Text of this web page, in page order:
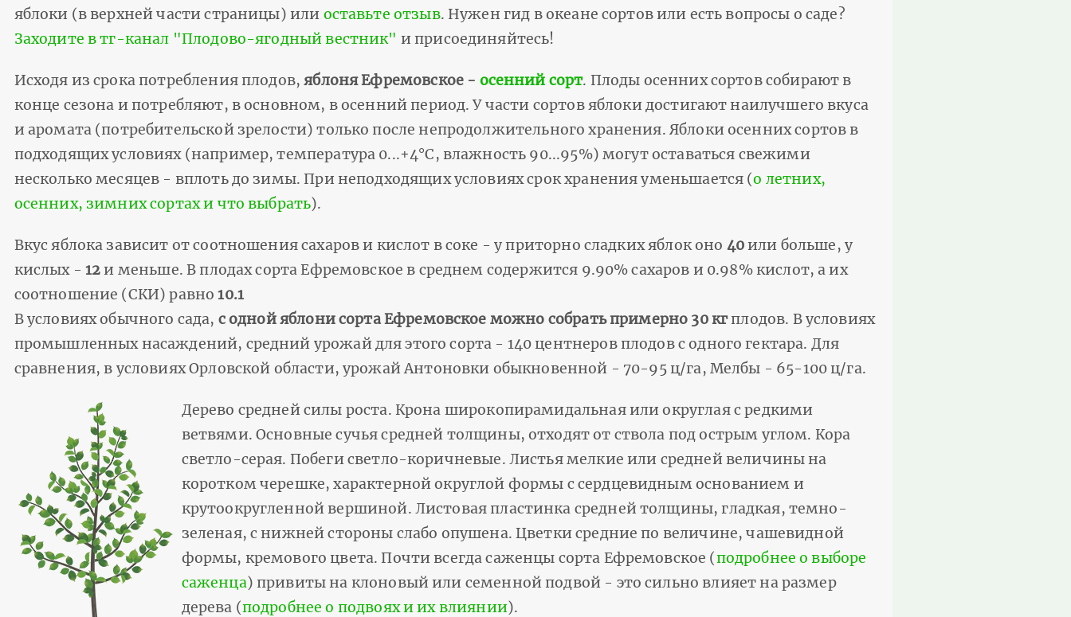
яблоки (в верхней части страницы) или оставьте отзыв. Нужен гид в океане сортов или есть вопросы о саде?
Заходите в тг-канал "Плодово-ягодный вестник" и присоединяйтесь!
Исходя из срока потребления плодов,яблоня Ефремовское - осенний сорт. Плоды осенних сортов собирают в
конце сезона и потребляют, в основном, в осенний период. У части сортов яблоки достигают наилучшего вкуса
и аромата (потребительской зрелости) только после непродолжительного хранения. Яблоки осенних сортов в
подходящих условиях (например, температура 0...+4°С, влажность 90...95%) могут оставаться свежими
несколько месяцев - вплоть до зимы. При неподходящих условиях срок хранения уменьшается (о летних,
осенних, зимних сортах и что выбрать).
Вкус яблока зависит от соотношения сахаров и кислот в соке - у приторно сладких яблок оно 40или больше, у
кислых -12и меньше. В плодах сорта Ефремовское в среднем содержится 9.90% сахаров и 0.98% кислот, а их
соотношение (СКИ) равно10.1
В условиях обычного сада, с одной яблони сорта Ефремовское можно собрать примерно 30 кгплодов. В условиях
промышленных насаждений, средний урожай для этого сорта - 140 центнеров плодов с одного гектара. Для
сравнения, в условиях Орловской области, урожай Антоновки обыкновенной - 70-95 ц/га, Мелбы - 65-100 ц/га.
Дерево средней силы роста. Крона широкопирамидальная или округлая с редкими
ветвями. Основные сучья средней толщины, отходят от ствола под острым углом. Кора
светло-серая. Побеги светло-коричневые. Листья мелкие или средней величины на
коротком черешке, характерной округлой формы с сердцевидным основанием и
крутоокругленной вершиной. Листовая пластинка средней толщины, гладкая, темно-
зеленая, с нижней стороны слабо опушена. Цветки средние по величине, чашевидной
формы, кремового цвета. Почти всегда саженцы сорта Ефремовское (подробнее о выборе
саженца) привиты на клоновый или семенной подвой - это сильно влияет на размер
дерева (подробнее о подвоях и их влиянии).